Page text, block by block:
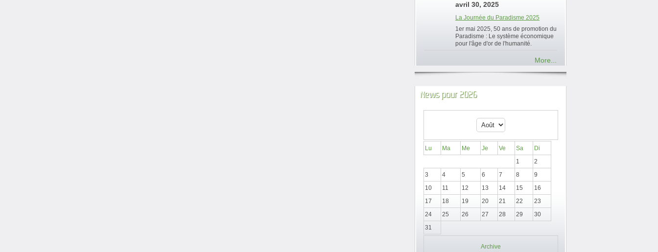
avril 30, 2025
La Journée du Paradisme 2025
1er mai 2025, 50 ans de promotion du
Paradisme : Le système économique
pour l'âge d'or de l'humanité.
More...
News pour 2026
Lu Ma Me Je Ve Sa
Di
1
2
3
4 5 6 7 8
9
10
11 12 13 14 15
16
17
18 19 20 21 22
23
24
25 26 27 28 29
30
31
Archive